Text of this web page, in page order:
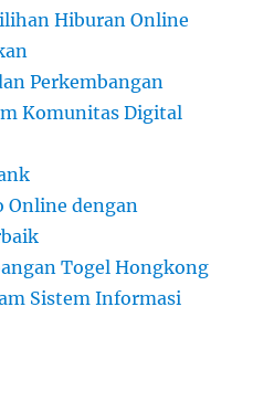
Hiburan Online
Perkembangan
Komunitas Digital
Online dengan
Togel Hongkong
Sistem Informasi